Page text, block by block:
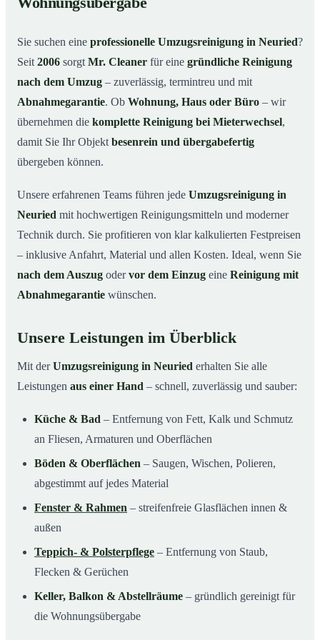
04So funktioniert’s
Typische Anlässe für eine Umzugsreinigung
07Jetzt Angebot anfordern
08So läuft eine Umzugsreinigung in Neuried wirklich
Sie suchen eine professionelle Umzugsreinigung in Neuried?
Seit 2006 sorgt Mr. Cleaner für eine gründliche Reinigung
nach dem Umzug – zuverlässig, termintreu und mit
Abnahmegarantie. Ob Wohnung, Haus oder Büro – wir
übernehmen die komplette Reinigung bei Mieterwechsel,
damit Sie Ihr Objekt besenrein und übergabefertig
übergeben können.
Unsere erfahrenen Teams führen jede Umzugsreinigung in
Neuried mit hochwertigen Reinigungsmitteln und moderner
Technik durch. Sie profitieren von klar kalkulierten Festpreisen
– inklusive Anfahrt, Material und allen Kosten. Ideal, wenn Sie
nach dem Auszug odervor dem Einzug eine Reinigung mit
Abnahmegarantie wünschen.
Unsere Leistungen im Überblick
Mit derUmzugsreinigung in Neuried erhalten Sie alle
Leistungen aus einer Hand – schnell, zuverlässig und sauber:
Küche & Bad – Entfernung von Fett, Kalk und Schmutz
an Fliesen, Armaturen und Oberflächen
Böden & Oberflächen – Saugen, Wischen, Polieren,
abgestimmt auf jedes Material
Fenster & Rahmen – streifenfreie Glasflächen innen &
außen
Teppich- & Polsterpflege – Entfernung von Staub,
Flecken & Gerüchen
Keller, Balkon & Abstellräume – gründlich gereinigt für
die Wohnungsübergabe